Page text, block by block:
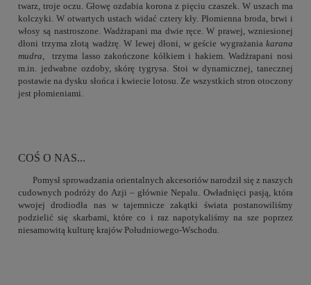
twarz, troje oczu. Głowę ozdabia korona z pięciu czaszek. W uszach ma
kolczyki. W otwartych ustach widać cztery kły. Płomienna broda, brwi i
włosy są nastroszone. Wadżrapani ma dwie ręce. W prawej, wzniesionej
dłoni trzyma złotą wadżrę. W lewej dłoni, w geście wygrażania karana
mudra,
trzyma lasso zakończone kółkiem i hakiem. Wadżrapani nosi
m.in. jedwabne ozdoby, skórę tygrysa. Stoi w dynamicznej, tanecznej
postawie na dysku słońca i kwiecie lotosu. Ze wszystkich stron otoczony
jest płomieniami.
COŚ O NAS...
Pomysł sprowadzania orientalnych akcesoriów narodził się z naszych
cudownych podróży do Azji – głównie Nepalu. Owładnięci pasją, która
wwojej drodiodła nas w tajemnicze zakątki świata postanowiliśmy
podzielić się skarbami, które co i raz napotykaliśmy na sze poprzez
niesamowitą kulturę krajów Południowego-Wschodu.